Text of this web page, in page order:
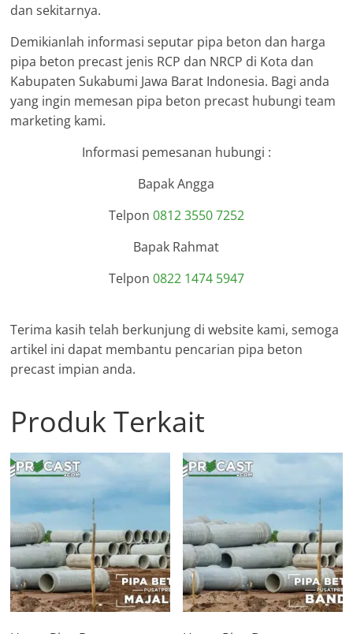
dan sekitarnya.
Demikianlah informasi seputar pipa beton dan harga
pipa beton precast jenis RCP dan NRCP di Kota dan
Kabupaten Sukabumi Jawa Barat Indonesia. Bagi anda
yang ingin memesan pipa beton precast hubungi team
marketing kami.
Informasi pemesanan hubungi :
Bapak Angga
Telpon 0812 3550 7252
Bapak Rahmat
Telpon 0822 1474 5947
Terima kasih telah berkunjung di website kami, semoga
artikel ini dapat membantu pencarian pipa beton
precast impian anda.
Produk Terkait